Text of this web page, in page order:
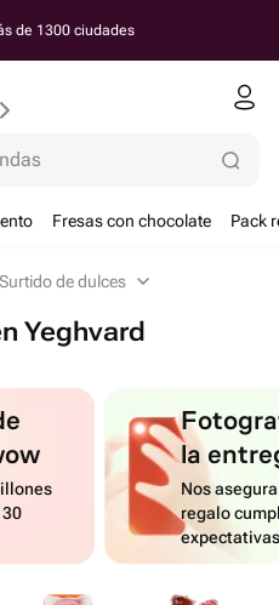
de 1300 ciudades
Fresas con chocolate Pack
Surtido de dulces
Yeghvard
la
Nos
regalo